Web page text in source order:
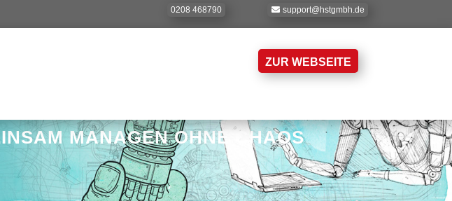
0208 468790 support@hstgmbh.de
ZUR WEBSEITE
MANAGEN OHNE CHAOS